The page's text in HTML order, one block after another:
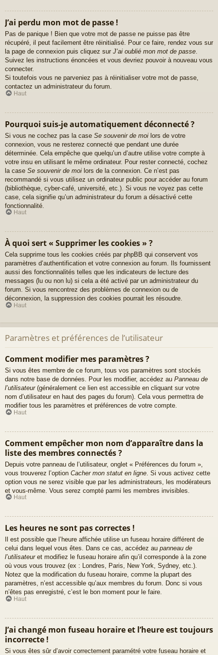
J’ai perdu mon mot de passe !
Pas de panique ! Bien que votre mot de passe ne puisse pas être
récupéré, il peut facilement être réinitialisé. Pour ce faire, rendez vous sur
la page de connexion puis cliquez sur J’ai oublié mon mot de passe.
Suivez les instructions énoncées et vous devriez pouvoir à nouveau vous
connecter.
Si toutefois vous ne parveniez pas à réinitialiser votre mot de passe,
contactez un administrateur du forum.
Haut
Pourquoi suis-je automatiquement déconnecté ?
Si vous ne cochez pas la case Se souvenir de moi lors de votre
connexion, vous ne resterez connecté que pendant une durée
déterminée. Cela empêche que quelqu’un d’autre utilise votre compte à
votre insu en utilisant le même ordinateur. Pour rester connecté, cochez
la case Se souvenir de moi lors de la connexion. Ce n’est pas
recommandé si vous utilisez un ordinateur public pour accéder au forum
(bibliothèque, cyber-café, université, etc.). Si vous ne voyez pas cette
case, cela signifie qu’un administrateur du forum a désactivé cette
fonctionnalité.
Haut
À quoi sert « Supprimer les cookies » ?
Cela supprime tous les cookies créés par phpBB qui conservent vos
paramètres d’authentification et votre connexion au forum. Ils fournissent
aussi des fonctionnalités telles que les indicateurs de lecture des
messages (lu ou non lu) si cela a été activé par un administrateur du
forum. Si vous rencontrez des problèmes de connexion ou de
déconnexion, la suppression des cookies pourrait les résoudre.
Haut
Paramètres et préférences de l’utilisateur
Comment modifier mes paramètres ?
Si vous êtes membre de ce forum, tous vos paramètres sont stockés
dans notre base de données. Pour les modifier, accédez au Panneau de
l’utilisateur(généralement ce lien est accessible en cliquant sur votre
nom d’utilisateur en haut des pages du forum). Cela vous permettra de
modifier tous les paramètres et préférences de votre compte.
Haut
Comment empêcher mon nom d’apparaître dans la
liste des membres connectés ?
Depuis votre panneau de l’utilisateur, onglet « Préférences du forum »,
vous trouverez l’option Cacher mon statut en ligne . Si vous activez cette
option vous ne serez visible que par les administrateurs, les modérateurs
et vous-même. Vous serez compté parmi les membres invisibles.
Haut
Les heures ne sont pas correctes !
Il est possible que l’heure affichée utilise un fuseau horaire différent de
celui dans lequel vous êtes. Dans ce cas, accédez au panneau de
l’utilisateuret modifiez le fuseau horaire afin qu’il corresponde à la zone
où vous vous trouvez (ex : Londres, Paris, New York, Sydney, etc.).
Notez que la modification du fuseau horaire, comme la plupart des
paramètres, n’est accessible qu’aux membres du forum. Donc si vous
n’êtes pas enregistré, c’est le bon moment pour le faire.
Haut
J’ai changé mon fuseau horaire et l’heure est toujours
incorrecte !
Si vous êtes sûr d’avoir correctement paramétré votre fuseau horaire et